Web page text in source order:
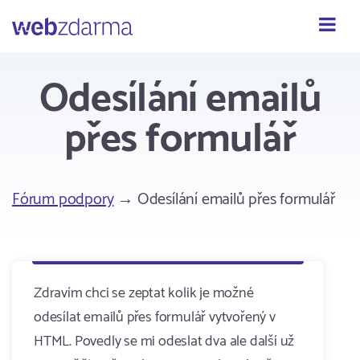
Webzdarma
Odesílání emailů
přes formulář
Fórum podpory→ Odesílání emailů přes formulář
Zdravím chci se zeptat kolik je možné
odesílat emailů přes formulář vytvořený v
HTML. Povedly se mi odeslat dva ale další už